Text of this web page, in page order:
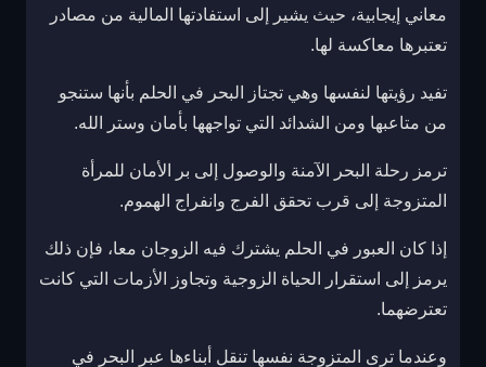
معاني إيجابية، حيث يشير إلى استفادتها المالية من مصادر
تعتبرها معاكسة لها.
تفيد رؤيتها لنفسها وهي تجتاز البحر في الحلم بأنها ستنجو
من متاعبها ومن الشدائد التي تواجهها بأمان وستر الله.
ترمز رحلة البحر الآمنة والوصول إلى بر الأمان للمرأة
المتزوجة إلى قرب تحقق الفرج وانفراج الهموم.
إذا كان العبور في الحلم يشترك فيه الزوجان معا، فإن ذلك
يرمز إلى استقرار الحياة الزوجية وتجاوز الأزمات التي كانت
تعترضهما.
وعندما ترى المتزوجة نفسها تنقل أبناءها عبر البحر في